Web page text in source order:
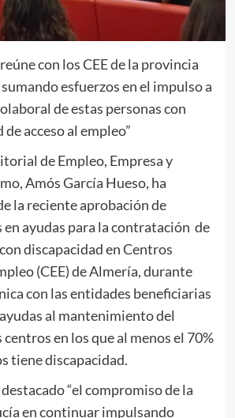
con los CEE de la provincia
esfuerzos en el impulso a
de estas personas con
acceso al empleo”
de Empleo, Empresa y
Amós García Hueso, ha
la reciente aprobación de
en ayudas para la contratación de
discapacidad en Centros
(CEE) de Almería, durante
con las entidades beneficiarias
al mantenimiento del
en los que al menos el 70%
tiene discapacidad.
“el compromiso de la
en continuar impulsando